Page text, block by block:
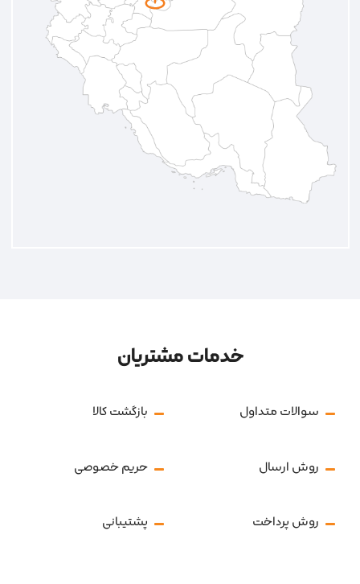
خدمات مشتریان
سوالات متداول بازگشت کالا
روش ارسال حریم خصوصی
روش پرداخت پشتیبانی